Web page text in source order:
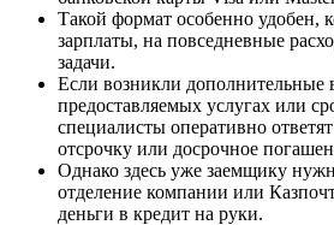
Такой формат особенно удобен,
зарплаты, на повседневные
задачи.
Если возникли дополнительные
предоставляемых услугах или
специалисты оперативно
отсрочку или досрочное
Однако здесь уже заемщику
отделение компании или
деньги в кредит на руки.